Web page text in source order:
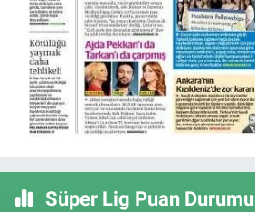
Süper Lig Puan Durumu